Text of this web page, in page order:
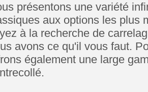
présentons une variété
aux options les plus
à la recherche de
avons ce qu'il vous faut.
également une large